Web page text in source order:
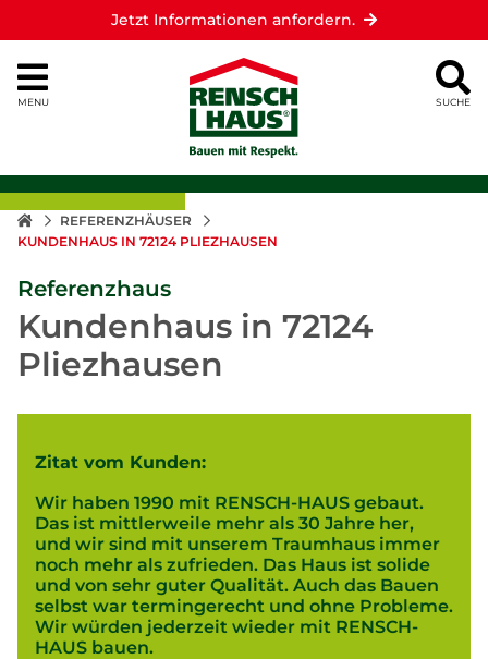
Jetzt Informationen anfordern.
MENU SUCHE
REFERENZHÄUSER
KUNDENHAUS IN 72124 PLIEZHAUSEN
Referenzhaus
Kundenhaus in 72124
Pliezhausen
Zitat vom Kunden:
Wir haben 1990 mit RENSCH-HAUS gebaut.
Das ist mittlerweile mehr als 30 Jahre her,
und wir sind mit unserem Traumhaus immer
noch mehr als zufrieden. Das Haus ist solide
und von sehr guter Qualität. Auch das Bauen
selbst war termingerecht und ohne Probleme.
Wir würden jederzeit wieder mit RENSCH-
HAUS bauen.